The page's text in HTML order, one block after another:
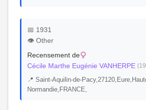
📅 1931
👁️ Other
Recensement de
Cécile Marthe Eugénie VANHERPE
📍 Saint-Aquilin-de-
Normandie,FRANCE,